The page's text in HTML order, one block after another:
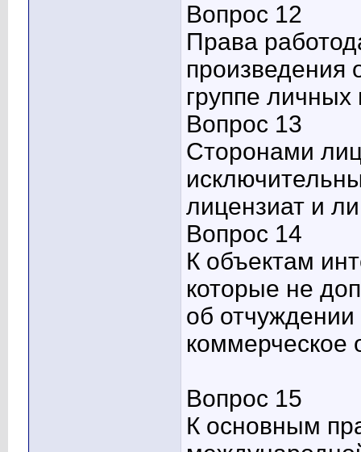
Вопрос 12
Права
произведения
группе
Вопрос 13
Сторонами
лицензиат и
Вопрос 14
К объектам
которые не
об
коммерческое
Вопрос 15
К основным